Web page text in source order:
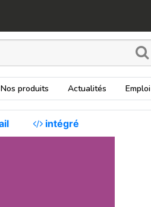
Nos produits Actualités Emploi